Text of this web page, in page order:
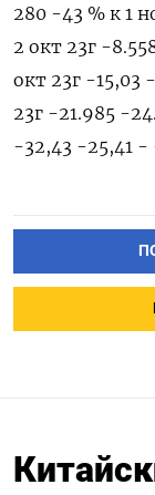
280 -43 % к 1
2 окт 23г -
окт 23г -15,03
23г -21.985 -
-32,43 -25,41 -